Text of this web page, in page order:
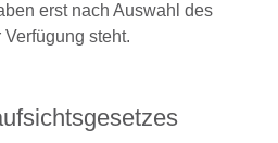
erst nach Auswahl des
steht.